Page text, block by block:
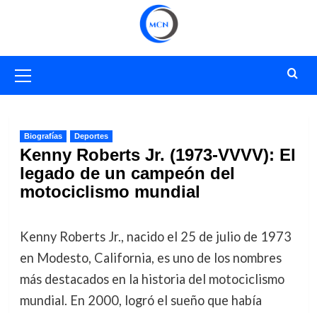
primario
Biografías Deportes
Kenny Roberts Jr. (1973-VVVV): El
legado de un campeón del
motociclismo mundial
Kenny Roberts Jr., nacido el 25 de julio de 1973
en Modesto, California, es uno de los nombres
más destacados en la historia del motociclismo
mundial. En 2000, logró el sueño que había